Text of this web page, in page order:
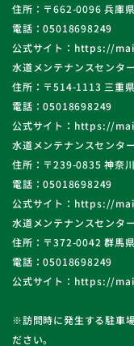
住所：〒662-0096 兵庫
電話：05018698249
公式サイト：https://
水道メンテナンスセンタ
住所：〒514-1113 三重
電話：05018698249
公式サイト：https://
水道メンテナンスセンタ
住所：〒239-0835 神奈
電話：05018698249
公式サイト：https://
水道メンテナンスセンタ
住所：〒372-0042 群馬
電話：05018698249
公式サイト：https://
※訪問時に発生する駐車
ださい。